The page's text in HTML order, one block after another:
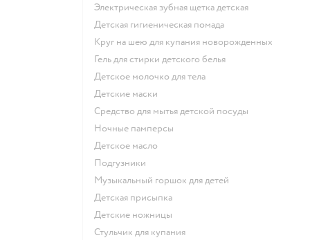
электрическая зубная щетка детская
детская гигиеническая помада
круг на шею для купания новорожденных
гель для стирки детского белья
детское молочко для тела
детские маски
средство для мытья детской посуды
ночные памперсы
детское масло
подгузники
музыкальный горшок для детей
детская присыпка
детские ножницы
стульчик для купания